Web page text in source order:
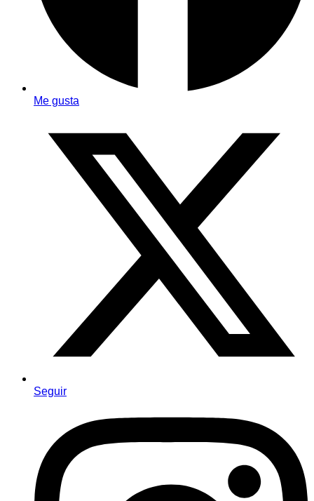
Me gusta
Seguir